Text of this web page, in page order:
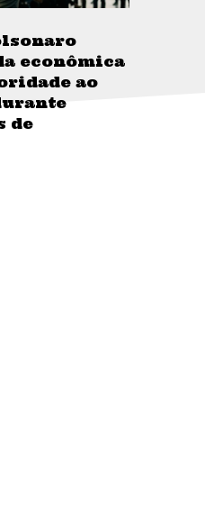
econômica
ao
de